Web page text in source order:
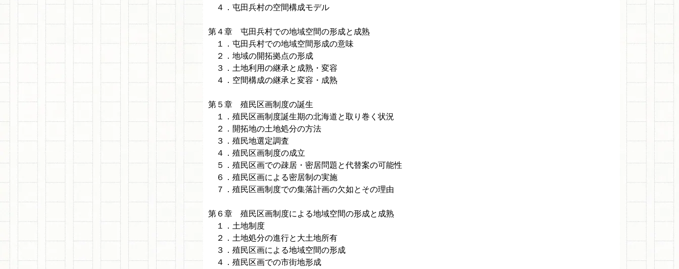
４．屯田兵村の空間構成モデル
第４章 屯田兵村での地域空間の形成と成熟
１．屯田兵村での地域空間形成の意味
２．地域の開拓拠点の形成
３．土地利用の継承と成熟・変容
４．空間構成の継承と変容・成熟
第５章 殖民区画制度の誕生
１．殖民区画制度誕生期の北海道と取り巻く状況
２．開拓地の土地処分の方法
３．殖民地選定調査
４．殖民区画制度の成立
５．殖民区画での疎居・密居問題と代替案の可能性
６．殖民区画による密居制の実施
７．殖民区画制度での集落計画の欠如とその理由
第６章 殖民区画制度による地域空間の形成と成熟
１．土地制度
２．土地処分の進行と大土地所有
３．殖民区画による地域空間の形成
４．殖民区画での市街地形成